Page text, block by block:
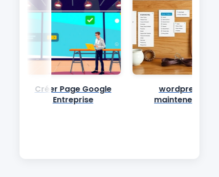
Créer Page Google
Entreprise
wordpress
maintenence